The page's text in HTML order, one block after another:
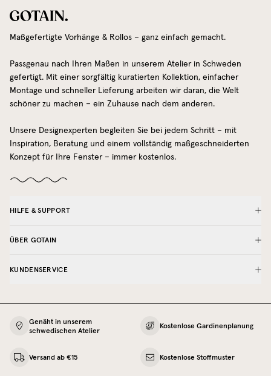
Maßgefertigte Vorhänge & Rollos – ganz einfach gemacht.
Passgenau nach Ihren Maßen in unserem Atelier in Schweden
gefertigt. Mit einer sorgfältig kuratierten Kollektion, einfacher
Montage und schneller Lieferung arbeiten wir daran, die Welt
schöner zu machen – ein Zuhause nach dem anderen.
Unsere Designexperten begleiten Sie bei jedem Schritt – mit
Inspiration, Beratung und einem vollständig maßgeschneiderten
Konzept für Ihre Fenster – immer kostenlos.
HILFE & SUPPORT
ÜBER GOTAIN
KUNDENSERVICE
Genäht in unserem
schwedischen Atelier
Kostenlose Gardinenplanung
Versand ab €15 Kostenlose Stoffmuster